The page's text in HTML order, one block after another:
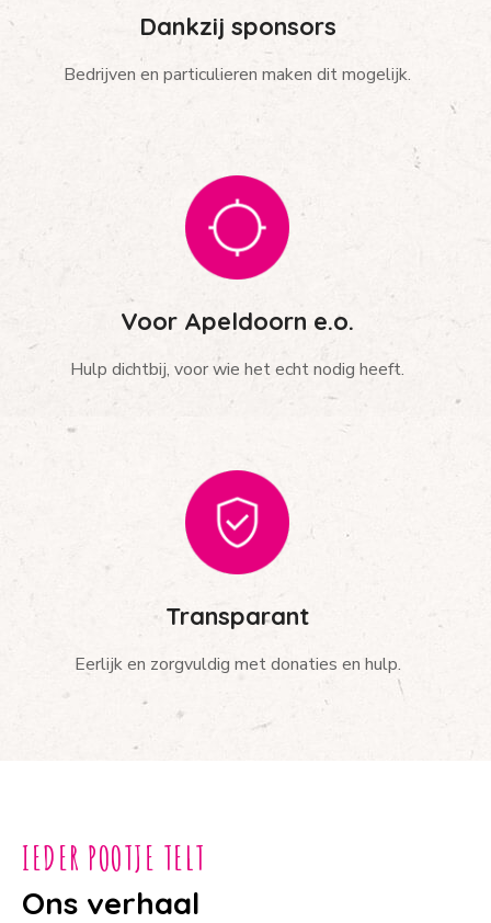
Dankzij sponsors
Bedrijven en particulieren maken dit mogelijk.
Voor Apeldoorn e.o.
Hulp dichtbij, voor wie het echt nodig heeft.
Transparant
Eerlijk en zorgvuldig met donaties en hulp.
IEDER POOTJE TELT
Ons verhaal